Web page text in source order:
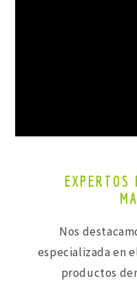
EXPERTOS
Nos
especializada en
productos